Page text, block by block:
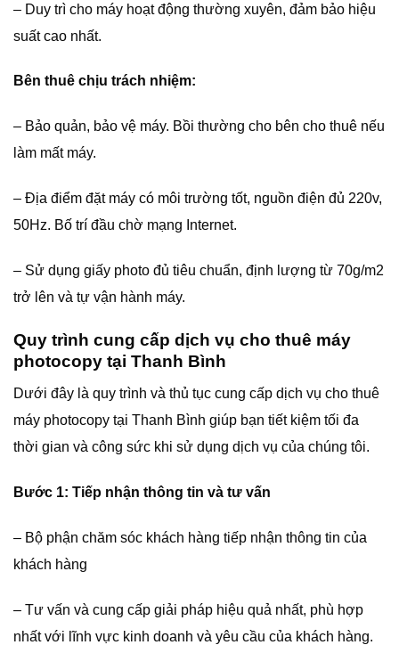
– Duy trì cho máy hoạt động thường xuyên, đảm bảo hiệu
suất cao nhất.
Bên thuê chịu trách nhiệm:
– Bảo quản, bảo vệ máy. Bồi thường cho bên cho thuê nếu
làm mất máy.
– Địa điểm đặt máy có môi trường tốt, nguồn điện đủ 220v,
50Hz. Bố trí đầu chờ mạng Internet.
– Sử dụng giấy photo đủ tiêu chuẩn, định lượng từ 70g/m2
trở lên và tự vận hành máy.
Quy trình cung cấp dịch vụ cho thuê máy
photocopy tại Thanh Bình
Dưới đây là quy trình và thủ tục cung cấp dịch vụ cho thuê
máy photocopy tại Thanh Bình giúp bạn tiết kiệm tối đa
thời gian và công sức khi sử dụng dịch vụ của chúng tôi.
Bước 1: Tiếp nhận thông tin và tư vấn
– Bộ phận chăm sóc khách hàng tiếp nhận thông tin của
khách hàng
– Tư vấn và cung cấp giải pháp hiệu quả nhất, phù hợp
nhất với lĩnh vực kinh doanh và yêu cầu của khách hàng.